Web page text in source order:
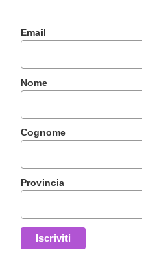
Email
Nome
Cognome
Provincia